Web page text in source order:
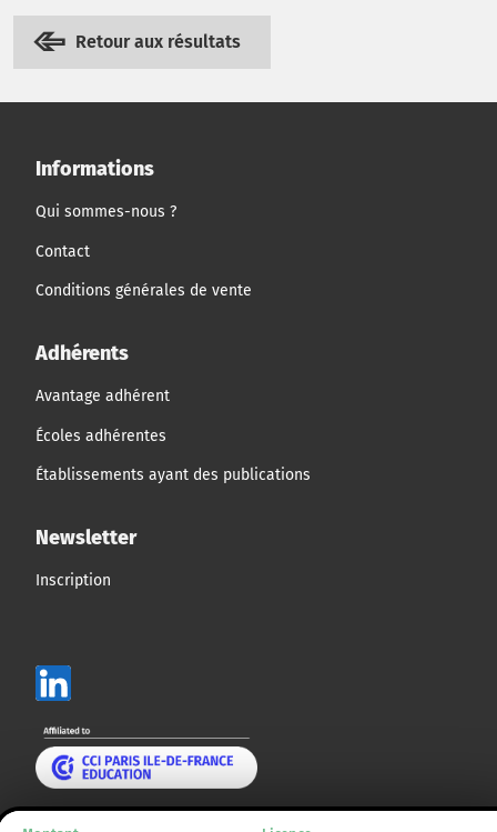
Retour aux résultats
Informations
Qui sommes-nous ?
Contact
Conditions générales de vente
Adhérents
Avantage adhérent
Écoles adhérentes
Établissements ayant des publications
Newsletter
Inscription
Mentions légales